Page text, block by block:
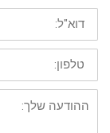
דוא"ל:
טלפון:
ההודעה
שלך: